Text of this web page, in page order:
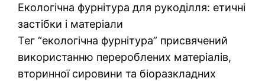
Екологічна фурнітура для рукоділля: етичні
застібки і матеріали
Тег “екологічна фурнітура” присвячений
використанню перероблених матеріалів,
вторинної сировини та біоразкладних